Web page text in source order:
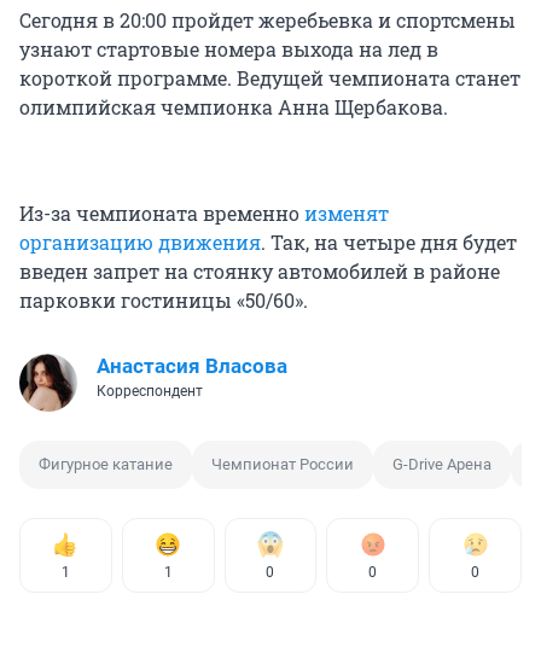
Сегодня в 20:00 пройдет жеребьевка и спортсмены
узнают стартовые номера выхода на лед в
короткой программе. Ведущей чемпионата станет
олимпийская чемпионка Анна Щербакова.
Из-за чемпионата временноизменят
организацию движения. Так, на четыре дня будет
введен запрет на стоянку автомобилей в районе
парковки гостиницы «50/60».
Анастасия Власова
Корреспондент
Фигурное катание Чемпионат России G-Drive Арена
1 1 0 0 0